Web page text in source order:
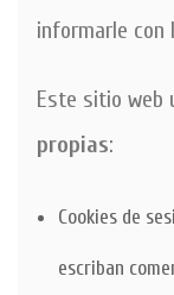
informarle con
Este sitio web
propias:
Cookies de
escriban